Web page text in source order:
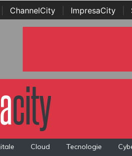
ChannelCity ImpresaCity
Cloud Tecnologie